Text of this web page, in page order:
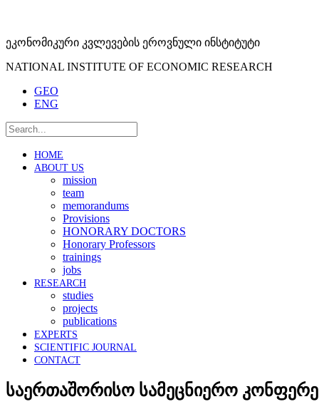
ეკონომიკური კვლევების ეროვნული ინსტიტუტი
NATIONAL INSTITUTE OF ECONOMIC RESEARCH
GEO
ENG
HOME
ABOUT US
mission
team
memorandums
Provisions
HONORARY DOCTORS
Honorary Professors
trainings
jobs
RESEARCH
studies
projects
publications
EXPERTS
SCIENTIFIC JOURNAL
CONTACT
საერთაშორისო სამეცნიერო